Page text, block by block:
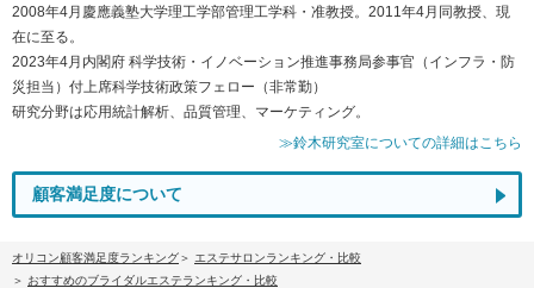
2008年4月慶應義塾大学理工学部管理工学科・准教授。2011年4月同教授、現
在に至る。
2023年4月内閣府 科学技術・イノベーション推進事務局参事官（インフラ・防
災担当）付上席科学技術政策フェロー（非常勤）
研究分野は応用統計解析、品質管理、マーケティング。
≫鈴木研究室についての詳細はこちら
顧客満足度について
オリコン顧客満足度ランキング
エステサロンランキング・比較
おすすめのブライダルエステランキング・比較